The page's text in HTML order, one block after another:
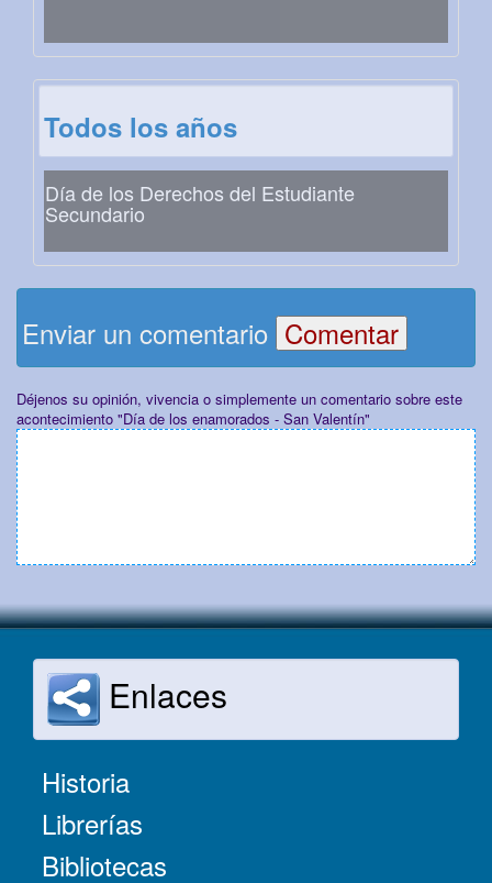
Todos los años
Día de los Derechos del Estudiante
Secundario
Enviar un comentario
Déjenos su opinión, vivencia o simplemente un comentario sobre este
acontecimiento "Día de los enamorados - San Valentín"
Enlaces
Historia
Librerías
Bibliotecas